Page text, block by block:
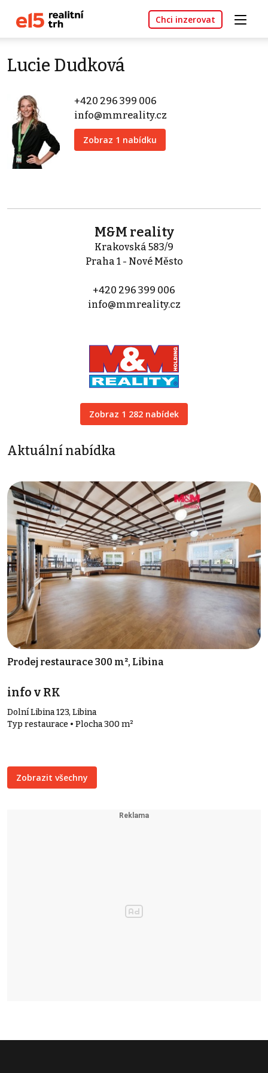
Chci inzerovat
Lucie Dudková
+420 296 399 006
info@mmreality.cz
Zobraz 1 nabídku
M&M reality
Krakovská 583/9
Praha 1 - Nové Město
+420 296 399 006
info@mmreality.cz
Zobraz 1 282 nabídek
Aktuální nabídka
Prodej restaurace 300 m², Libina
info v RK
Dolní Libina 123, Libina
Typ restaurace • Plocha 300 m²
Zobrazit všechny